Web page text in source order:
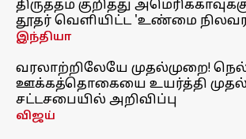
திருத்தம் குறித்து
தூதர் வெளியிட்ட 'உண்மை
இந்தியா
வரலாற்றிலேயே முதல்முறை! நெல்,
ஊக்கத்தொகையை உயர்த்தி
சட்டசபையில் அறிவிப்பு
விஜய்